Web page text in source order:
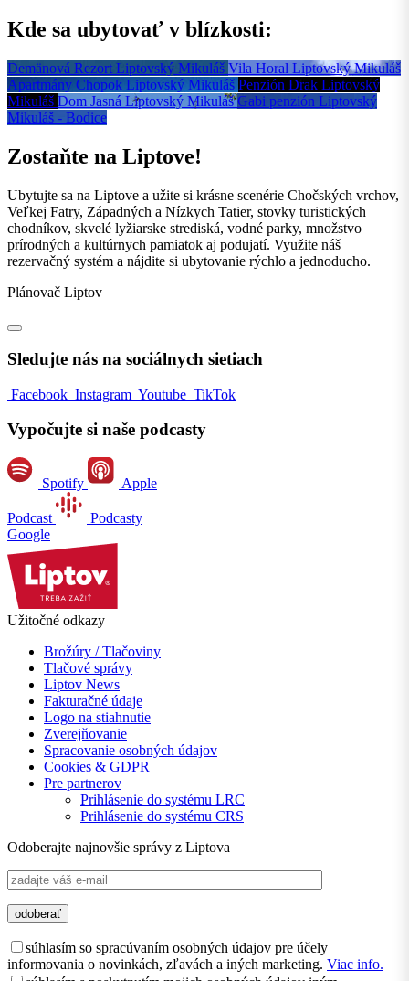
Kde sa ubytovať v blízkosti:
Demänová Rezort Liptovský Mikuláš Vila Horal Liptovský Mikuláš
Apartmány Chopok Liptovský Mikuláš Penzión Drak Liptovský
Mikuláš Dom Jasná Liptovský MikulášGabi penzión Liptovský
Mikuláš - Bodice
Zostaňte na Liptove!
Ubytujte sa na Liptove a užite si krásne scenérie Chočských vrchov,
Veľkej Fatry, Západných a Nízkych Tatier, stovky turistických
chodníkov, skvelé lyžiarske strediská, vodné parky, množstvo
prírodných a kultúrnych pamiatok aj podujatí. Využite náš
rezervačný systém a nájdite si ubytovanie rýchlo a jednoducho.
Plánovač Liptov
Sledujte nás na sociálnych sietiach
Facebook Instagram Youtube TikTok
Vypočujte si naše podcasty
Spotify Apple
Podcast
Podcasty
Google
Užitočné odkazy
Brožúry / Tlačoviny
Tlačové správy
Liptov News
Fakturačné údaje
Logo na stiahnutie
Zverejňovanie
Spracovanie osobných údajov
Cookies & GDPR
Pre partnerov
Prihlásenie do systému LRC
Prihlásenie do systému CRS
Odoberajte najnovšie správy z Liptova
súhlasím so spracúvaním osobných údajov pre účely
informovania o novinkách, zľavách a iných marketing. Viac info.